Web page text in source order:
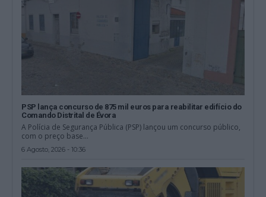
PSP lança concurso de 875 mil euros para reabilitar edifício do
Comando Distrital de Évora
A Polícia de Segurança Pública (PSP) lançou um concurso público,
com o preço base...
6 Agosto, 2026 - 10:36